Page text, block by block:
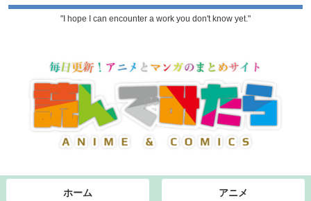
"I hope I can encounter a work you don't know yet."
ホーム アニメ